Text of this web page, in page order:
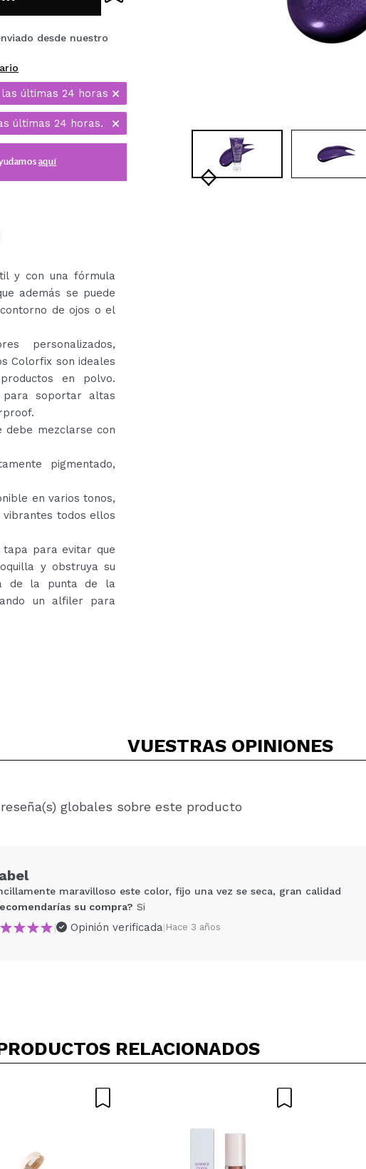
desde nuestro
últimas 24 horas
últimas 24 horas.
aquí
y con una fórmula
además se puede
de ojos o el
personalizados,
Colorfix son ideales
en polvo.
para soportar altas
mezclarse con
pigmentado,
en varios tonos,
vibrantes todos ellos
tapa para evitar que
y obstruya su
de la punta de la
un alfiler para
VUESTRAS OPINIONES
reseña(s) globales sobre este producto
maravilloso este color, fijo una vez se seca, gran calidad
su compra? Si
|
Opinión verificada| Hace 3 años
RELACIONADOS